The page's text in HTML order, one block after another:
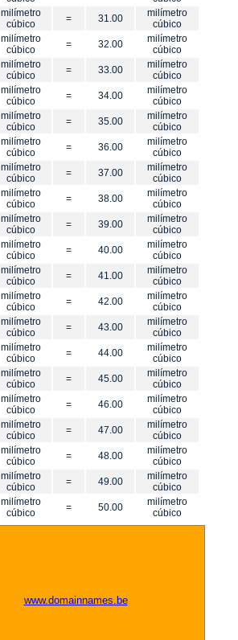
milímetro
cúbico
= 31.00
milímetro
cúbico
milímetro
cúbico
= 32.00
milímetro
cúbico
milímetro
cúbico
= 33.00
milímetro
cúbico
milímetro
cúbico
= 34.00
milímetro
cúbico
milímetro
cúbico
= 35.00
milímetro
cúbico
milímetro
cúbico
= 36.00
milímetro
cúbico
milímetro
cúbico
= 37.00
milímetro
cúbico
milímetro
cúbico
= 38.00
milímetro
cúbico
milímetro
cúbico
= 39.00
milímetro
cúbico
milímetro
cúbico
= 40.00
milímetro
cúbico
milímetro
cúbico
= 41.00
milímetro
cúbico
milímetro
cúbico
= 42.00
milímetro
cúbico
milímetro
cúbico
= 43.00
milímetro
cúbico
milímetro
cúbico
= 44.00
milímetro
cúbico
milímetro
cúbico
= 45.00
milímetro
cúbico
milímetro
cúbico
= 46.00
milímetro
cúbico
milímetro
cúbico
= 47.00
milímetro
cúbico
milímetro
cúbico
= 48.00
milímetro
cúbico
milímetro
cúbico
= 49.00
milímetro
cúbico
milímetro
cúbico
= 50.00
milímetro
cúbico
www.domainnames.be